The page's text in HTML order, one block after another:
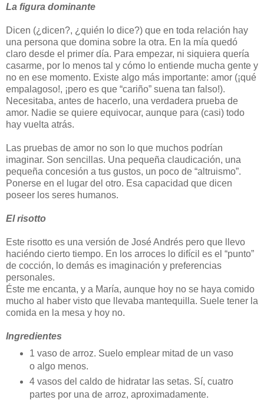
La figura dominante
Dicen (¿dicen?, ¿quién lo dice?) que en toda relación hay
una persona que domina sobre la otra. En la mía quedó
claro desde el primer día. Para empezar, ni siquiera quería
casarme, por lo menos tal y cómo lo entiende mucha gente y
no en ese momento. Existe algo más importante: amor (¡qué
empalagoso!, ¡pero es que “cariño” suena tan falso!).
Necesitaba, antes de hacerlo, una verdadera prueba de
amor. Nadie se quiere equivocar, aunque para (casi) todo
hay vuelta atrás.
Las pruebas de amor no son lo que muchos podrían
imaginar. Son sencillas. Una pequeña claudicación, una
pequeña concesión a tus gustos, un poco de “altruismo”.
Ponerse en el lugar del otro. Esa capacidad que dicen
poseer los seres humanos.
El risotto
Este risotto es una versión de José Andrés pero que llevo
haciéndo cierto tiempo. En los arroces lo difícil es el “punto”
de cocción, lo demás es imaginación y preferencias
personales.
Éste me encanta, y a María, aunque hoy no se haya comido
mucho al haber visto que llevaba mantequilla. Suele tener la
comida en la mesa y hoy no.
Ingredientes
1 vaso de arroz. Suelo emplear mitad de un vaso
o algo menos.
4 vasos del caldo de hidratar las setas. Sí, cuatro
partes por una de arroz, aproximadamente.